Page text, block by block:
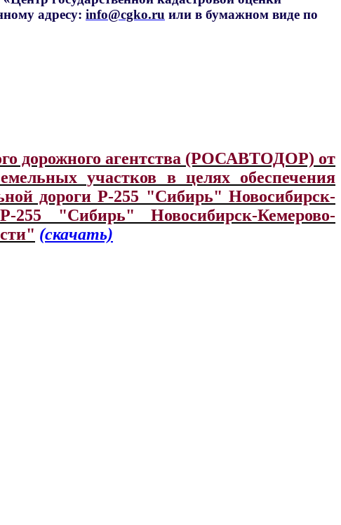
адресу: info@cgko.ru или в бумажном виде по
дорожного агентства (РОСАВТОДОР) от
участков в целях обеспечения
дороги Р-255 "Сибирь" Новосибирск-
255 "Сибирь" Новосибирск-Кемерово-
(скачать)